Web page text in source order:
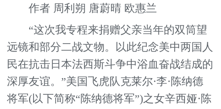
作者 周利朔 唐蔚晴 欧惠兰
“这次我专程来捐赠父亲当年的双筒望
远镜和部分二战文物。以此纪念美中两国人
民在抗击日本法西斯斗争中浴血奋战结成的
深厚友谊。”美国飞虎队克莱尔·李·陈纳德
将军(以下简称“陈纳德将军”)之女辛西娅·陈